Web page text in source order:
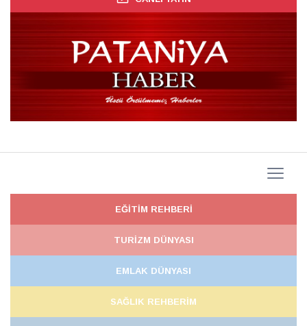
EĞİTİM REHBERİ
TURİZM DÜNYASI
EMLAK DÜNYASI
SAĞLIK REHBERİM